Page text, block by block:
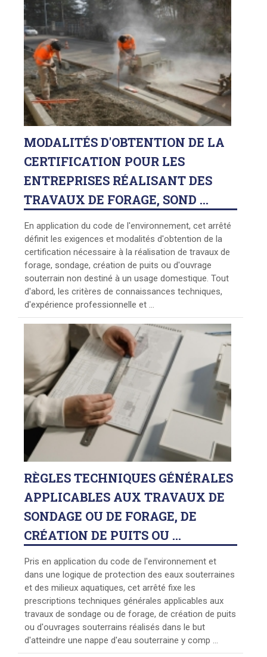
MODALITÉSD'OBTENTION DE LA
CERTIFICATION POUR LES
ENTREPRISES RÉALISANT DES
TRAVAUX DE FORAGE, SOND ...
En application du code de l'environnement, cet arrêté
définit les exigences et modalités d'obtention de la
certification nécessaire à la réalisation de travaux de
forage, sondage, création de puits ou d'ouvrage
souterrain non destiné à un usage domestique. Tout
d'abord, les critères de connaissances techniques,
d'expérience professionnelle et ...
RÈGLESTECHNIQUES GÉNÉRALES
APPLICABLES AUX TRAVAUX DE
SONDAGE OU DE FORAGE, DE
CRÉATION DE PUITS OU ...
Pris en application du code de l'environnement et
dans une logique de protection des eaux souterraines
et des milieux aquatiques, cet arrêté fixe les
prescriptions techniques générales applicables aux
travaux de sondage ou de forage, de création de puits
ou d'ouvrages souterrains réalisés dans le but
d'atteindre une nappe d'eau souterraine y comp ...